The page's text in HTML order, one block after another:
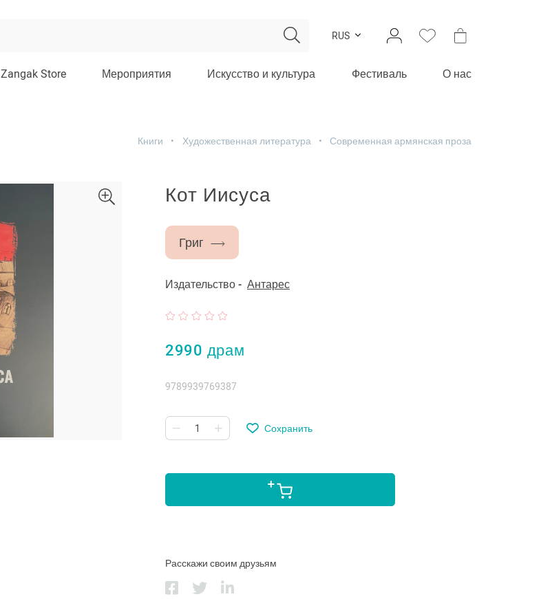
RUS
Zangak Store Мероприятия Искусство и культура Фестиваль О нас
Книги Художественная литература Современная армянская проза
Кот Иисуса
Григ
Издательство - Антарес
2990 драм
9789939769387
Сохранить
Расскажи своим друзьям